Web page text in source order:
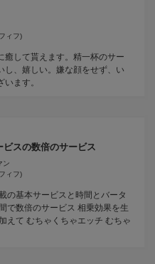
ィフ)
癒して貰えます。精一杯のサー
し、嬉しい。嫌な顔をせず、い
ます。
スの数倍のサービス
ン
ィフ)
の基本サービスと時間とバータ
で数倍のサービス 相乗効果を生
えて むちゃくちゃエッチ むちゃ